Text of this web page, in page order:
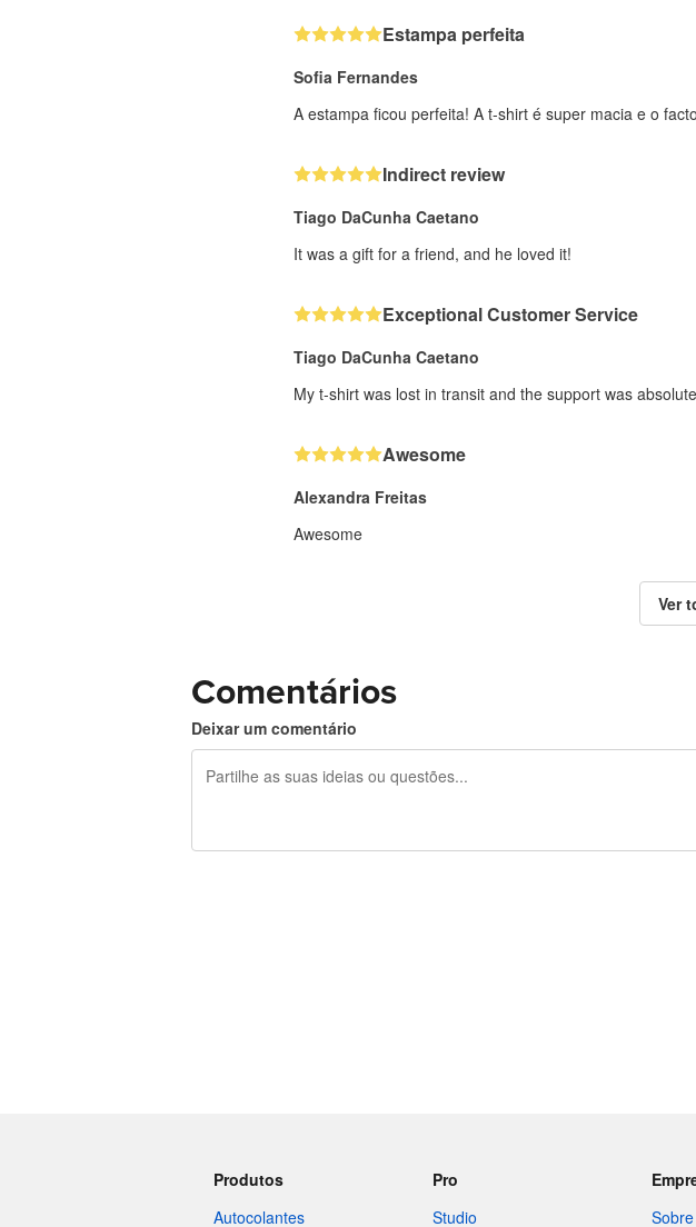
Estampa perfeita
Sofia Fernandes
A estampa ficou perfeita! A t-shirt é super macia e o
Indirect review
Tiago DaCunha Caetano
It was a gift for a friend, and he loved it!
Exceptional Customer Service
Tiago DaCunha Caetano
My t-shirt was lost in transit and the support was
Awesome
Alexandra Freitas
Awesome
Ver
Comentários
Deixar um comentário
Produtos
Autocolantes
Pro
Studio
Sobre